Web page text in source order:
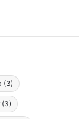
(3)
(3)